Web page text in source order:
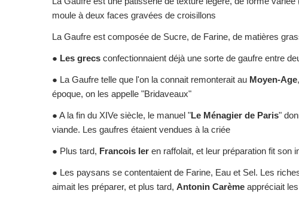
moule à deux faces gravées de croisillons
La Gaufre est composée de Sucre, de Farine, de matières
● Les grecs confectionnaient déjà une sorte de gaufre entre
● La Gaufre telle que l'on la connait remonterait au Moyen-Age
époque, on les appelle "Bridaveaux"
● A la fin du XIVe siècle, le manuel "Le Ménagier de Paris"
viande. Les gaufres étaient vendues à la criée
● Plus tard, Francois Ier en raffolait, et leur préparation fit son
● Les paysans se contentaient de Farine, Eau et Sel. Les
aimait les préparer, et plus tard, Antonin Carème appréciait